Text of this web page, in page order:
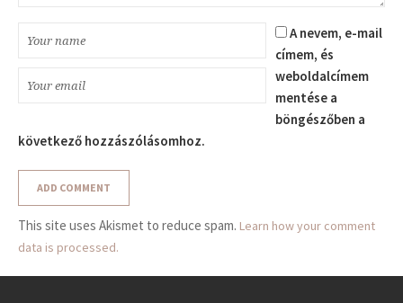
A nevem, e-mail
címem, és
weboldalcímem
mentése a
böngészőben a
következő hozzászólásomhoz.
This site uses Akismet to reduce spam. Learn how your comment
data is processed.